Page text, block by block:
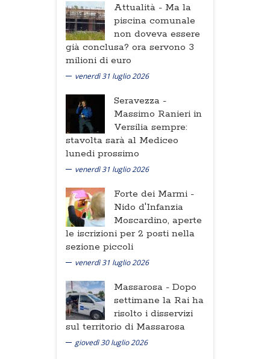
Attualità - Ma la
piscina comunale
non doveva essere
già conclusa? ora servono 3
milioni di euro
venerdì 31 luglio 2026
Seravezza -
Massimo Ranieri in
Versilia sempre:
stavolta sarà al Mediceo
lunedi prossimo
venerdì 31 luglio 2026
Forte dei Marmi -
Nido d'Infanzia
Moscardino, aperte
le iscrizioni per 2 posti nella
sezione piccoli
venerdì 31 luglio 2026
Massarosa - Dopo
settimane la Rai ha
risolto i disservizi
sul territorio di Massarosa
giovedì 30 luglio 2026